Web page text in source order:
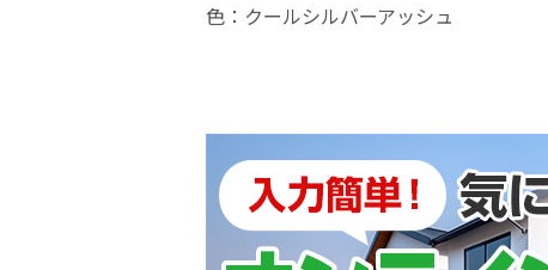
色：クールシルバーアッシュ